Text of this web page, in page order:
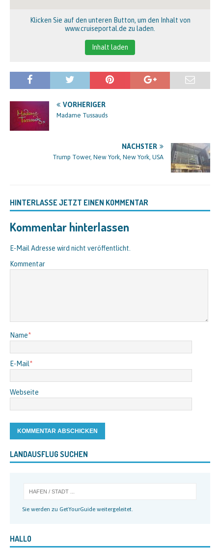
Klicken Sie auf den unteren Button, um den Inhalt von
www.cruiseportal.de zu laden.
Inhalt laden
VORHERIGER
Madame Tussauds
NÄCHSTER
Trump Tower, New York, New York, USA
HINTERLASSE JETZT EINEN KOMMENTAR
Kommentar hinterlassen
E-Mail Adresse wird nicht veröffentlicht.
Kommentar
Name*
E-Mail*
Webseite
LANDAUSFLUG SUCHEN
Sie werden zu GetYourGuide weitergeleitet.
HALLO